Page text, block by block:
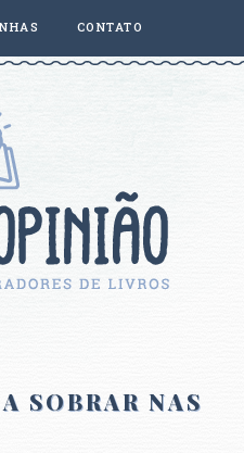
CONTATO
SOBRAR NAS